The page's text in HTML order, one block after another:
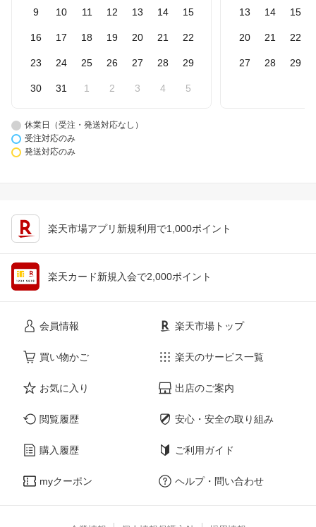
9 10 11 12 13 14 15
16 17 18 19 20 21 22
23 24 25 26 27 28 29
30 31 1 2 3 4 5
13 14 15
20 21 22
27 28 29
休業日（受注・発送対応なし）
受注対応のみ
発送対応のみ
楽天市場アプリ新規利用で1,000ポイント
楽天カード新規入会で2,000ポイント
会員情報
買い物かご
お気に入り
閲覧履歴
購入履歴
myクーポン
楽天市場トップ
楽天のサービス一覧
出店のご案内
安心・安全の取り組み
ご利用ガイド
ヘルプ・問い合わせ